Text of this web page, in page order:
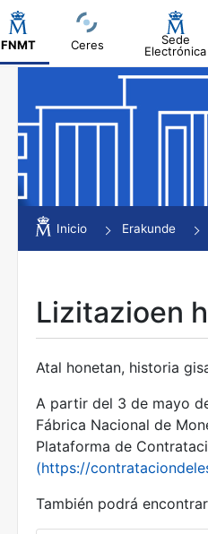
FNMT Ceres
Sede
Electrónica
Erakutsi/Ezkutatu
Erakutsi/Ezkutatu
Erakutsi/Ezkutatu
Erakutsi/Ezkutatu
Erakutsi/Ezkutatu
Erakutsi/Ezkutatu
Inicio Erakunde
Lizitazioen
Atal honetan, historia
A partir del 3 de mayo
Fábrica Nacional de
Plataforma de
(https://
También podrá